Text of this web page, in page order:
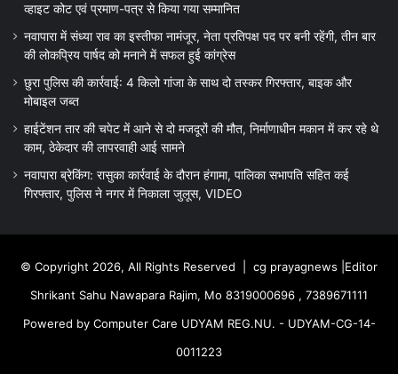
व्हाइट कोट एवं प्रमाण-पत्र से किया गया सम्मानित
नवापारा में संध्या राव का इस्तीफा नामंजूर, नेता प्रतिपक्ष पद पर बनी रहेंगी, तीन बार
की लोकप्रिय पार्षद को मनाने में सफल हुई कांग्रेस
छुरा पुलिस की कार्रवाई: 4 किलो गांजा के साथ दो तस्कर गिरफ्तार, बाइक और
मोबाइल जब्त
हाईटेंशन तार की चपेट में आने से दो मजदूरों की मौत, निर्माणाधीन मकान में कर रहे थे
काम, ठेकेदार की लापरवाही आई सामने
नवापारा ब्रेकिंग: रासुका कार्रवाई के दौरान हंगामा, पालिका सभापति सहित कई
गिरफ्तार, पुलिस ने नगर में निकाला जुलूस, VIDEO
© Copyright 2026, All Rights Reserved | cg prayagnews |Editor
Shrikant Sahu Nawapara Rajim, Mo 8319000696 , 7389671111
Powered by Computer Care UDYAM REG.NU. - UDYAM-CG-14-
0011223